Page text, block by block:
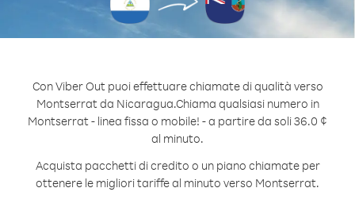
Con Viber Out puoi effettuare chiamate di qualità verso
Montserrat da Nicaragua.Chiama qualsiasi numero in
Montserrat - linea fissa o mobile! - a partire da soli 36.0 ¢
al minuto.
Acquista pacchetti di credito o un piano chiamate per
ottenere le migliori tariffe al minuto verso Montserrat.